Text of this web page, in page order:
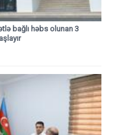
bağlı həbs olunan 3